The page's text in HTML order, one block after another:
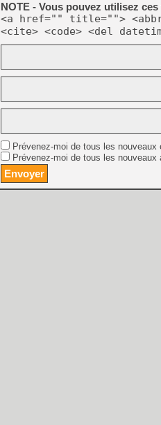
NOTE - Vous pouvez utilisez
<a href="" title="">
<cite> <code> <del
Prévenez-moi de tous les nouveaux
Prévenez-moi de tous les nouveaux